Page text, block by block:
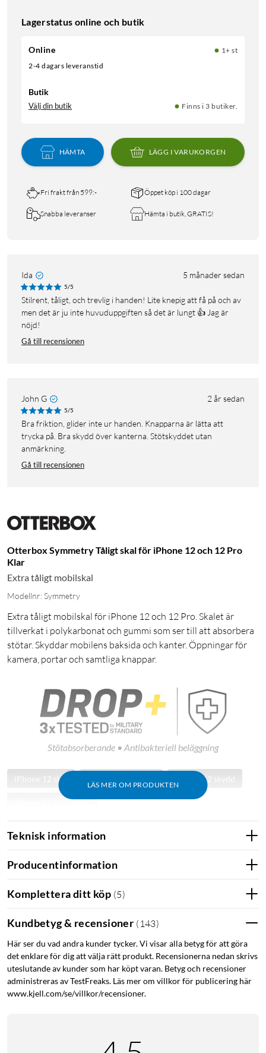
Lagerstatus online och butik
Online
1+ st
2-4 dagars leveranstid
Butik
Välj din butik Finns i 3 butiker.
HÄMTA LÄGG I VARUKORGEN
Fri frakt från 599:- Öppet köp i 100 dagar
Snabba leveranser Hämta i butik, GRATIS!
Ida 5 månader sedan
5/5
Stilrent, tåligt, och trevlig i handen! Lite knepig att få på och av
men det är ju inte huvuduppgiften så det är lungt 👍 Jag är
nöjd!
Gå till recensionen
John G 2 år sedan
5/5
Bra friktion, glider inte ur handen. Knapparna är lätta att
trycka på. Bra skydd över kanterna. Stötskyddet utan
anmärkning.
Gå till recensionen
Otterbox Symmetry Tåligt skal för iPhone 12 och 12 Pro
Klar
Extra tåligt mobilskal
Modellnr: Symmetry
Extra tåligt mobilskal för iPhone 12 och 12 Pro. Skalet är
tillverkat i polykarbonat och gummi som ser till att absorbera
stötar. Skyddar mobilens baksida och kanter. Öppningar för
kamera, portar och samtliga knappar.
LÄS MER OM PRODUKTEN
Stötabsorberande • Antibakteriell beläggning
iPhone 12 skal iPhone 12 skydd
iPhone 12 Pro skydd
Teknisk information
Producentinformation
Komplettera ditt köp (5)
Kundbetyg & recensioner ( 143)
Här ser du vad andra kunder tycker. Vi visar alla betyg för att göra
det enklare för dig att välja rätt produkt. Recensionerna nedan skrivs
uteslutande av kunder som har köpt varan. Betyg och recensioner
administreras av TestFreaks. Läs mer om villkor för publicering här
www.kjell.com/se/villkor/recensioner.